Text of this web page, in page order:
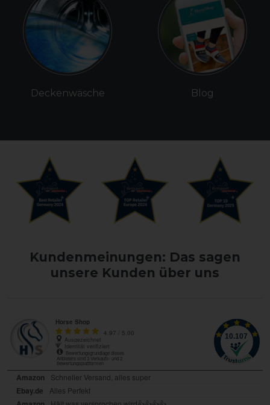
Deckenwäsche Blog
Kundenmeinungen: Das sagen
unsere Kunden über uns